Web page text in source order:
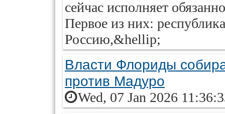
сейчас исполняет
Первое из них:
Россию,&hellip;
Власти Флориды
против Мадуро
Wed, 07 Jan 2026